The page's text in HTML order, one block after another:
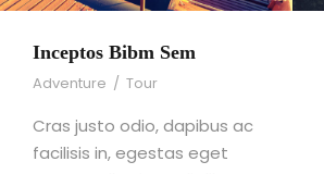
Inceptos Bibm Sem
Adventure / Tour
Cras justo odio, dapibus ac
facilisis in, egestas eget